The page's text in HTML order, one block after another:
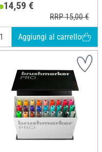
14,59 €
RRP 15,00 €
Aggiungi al carrello